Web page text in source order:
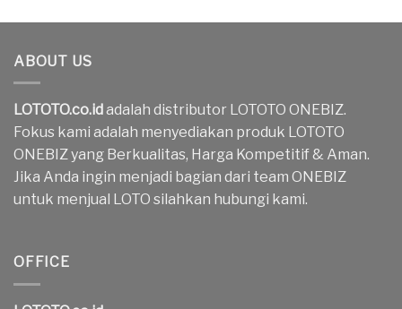
ABOUT US
LOTOTO.co.id adalah distributor LOTOTO ONEBIZ.
Fokus kami adalah menyediakan produk LOTOTO
ONEBIZ yang Berkualitas, Harga Kompetitif & Aman.
Jika Anda ingin menjadi bagian dari team ONEBIZ
untuk menjual LOTO silahkan hubungi kami.
OFFICE